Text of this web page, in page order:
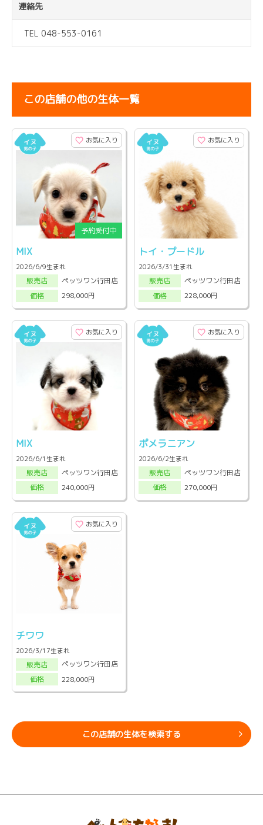
連絡先
TEL 048-553-0161
この店舗の他の生体一覧
お気に入り
MIX
2026/6/9生まれ
販売店
ペッツワン行田店
価格
298,000円
お気に入り
トイ・プードル
2026/3/31生まれ
販売店
ペッツワン行田店
価格
228,000円
お気に入り
MIX
2026/6/1生まれ
販売店
ペッツワン行田店
価格
240,000円
お気に入り
ポメラニアン
2026/6/2生まれ
販売店
ペッツワン行田店
価格
270,000円
お気に入り
チワワ
2026/3/17生まれ
販売店
ペッツワン行田店
価格
228,000円
この店舗の生体を検索する